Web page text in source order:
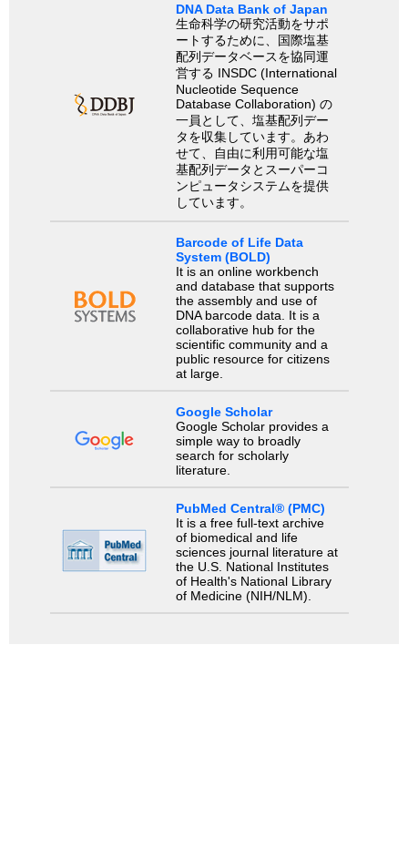
DNA Data Bank of Japan
生命科学の研究活動をサポ
ートするために、国際塩基
配列データベースを協同運
営する INSDC (International
Nucleotide Sequence
Database Collaboration) の
一員として、塩基配列デー
タを収集しています。あわ
せて、自由に利用可能な塩
基配列データとスーパーコ
ンピュータシステムを提供
しています。
Barcode of Life Data
System (BOLD)
It is an online workbench
and database that supports
the assembly and use of
DNA barcode data. It is a
collaborative hub for the
scientific community and a
public resource for citizens
at large.
Google Scholar
Google Scholar provides a
simple way to broadly
search for scholarly
literature.
PubMed Central® (PMC)
It is a free full-text archive
of biomedical and life
sciences journal literature at
the U.S. National Institutes
of Health's National Library
of Medicine (NIH/NLM).